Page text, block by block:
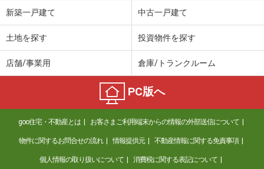
新築一戸建て 中古一戸建て
土地を探す 投資物件を探す
店舗/事業用 倉庫/トランクルーム
PC版へ
goo住宅・不動産とは お客さまご利用端末からの情報の外部送信について
物件に関するお問合せの流れ 情報提供元 不動産情報に関する免責事項
個人情報の取り扱いについて 消費税に関する表記について